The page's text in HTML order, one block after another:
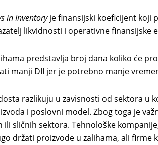
in Inventoryje finansijski koeficijent koji
likvidnosti i operativne finansijske
predstavlja broj dana koliko će
manji DII jer je potrebno manje
razlikuju u zavisnosti od sektora u
i poslovni model. Zbog toga je
ili sličnih sektora. Tehnološke
držati proizvode u zalihama, ali firme